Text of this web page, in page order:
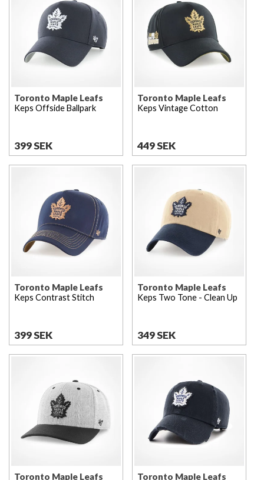
Toronto Maple Leafs
Keps Offside Ballpark
399 SEK
Toronto Maple Leafs
Keps Vintage Cotton
449 SEK
Toronto Maple Leafs
Keps Contrast Stitch
399 SEK
Toronto Maple Leafs
Keps Two Tone - Clean Up
349 SEK
Toronto Maple Leafs Toronto Maple Leafs